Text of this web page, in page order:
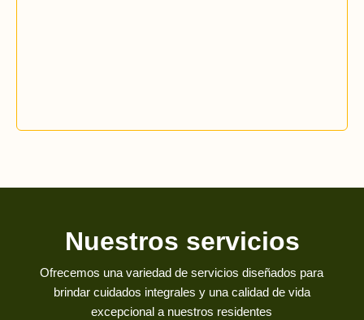
Nuestros servicios
Ofrecemos una variedad de servicios diseñados para
brindar cuidados integrales y una calidad de vida
excepcional a nuestros residentes